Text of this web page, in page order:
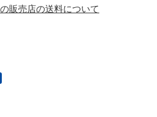
販売店の送料について